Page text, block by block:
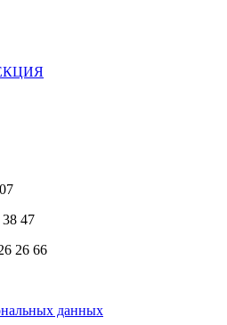
47
26 66
данных